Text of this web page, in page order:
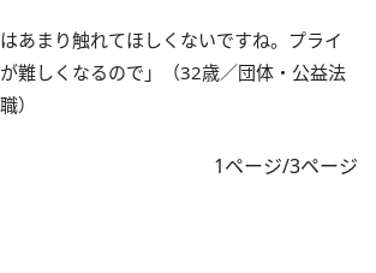
あまり触れてほしくないですね。プライ
難しくなるので」（32歳／団体・公益法
）
1ページ/3ページ